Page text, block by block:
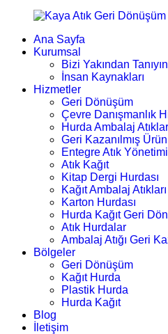
Ana Sayfa
Kurumsal
Bizi Yakından Tanıyın
İnsan Kaynakları
Hizmetler
Geri Dönüşüm
Çevre Danışmanlık
Hurda Ambalaj
Geri Kazanılmış Ürün
Entegre Atık Yönetimi
Atık Kağıt
Kitap Dergi Hurdası
Kağıt Ambalaj Atıkları
Karton Hurdası
Hurda Kağıt Geri
Atık Hurdalar
Ambalaj Atığı Geri
Bölgeler
Geri Dönüşüm
Kağıt Hurda
Plastik Hurda
Hurda Kağıt
Blog
İletişim